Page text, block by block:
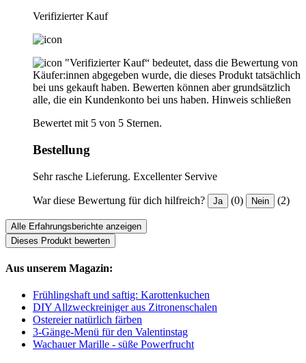
Verifizierter Kauf
"Verifizierter Kauf“ bedeutet, dass die Bewertung von
Käufer:innen abgegeben wurde, die dieses Produkt tatsächlich
bei uns gekauft haben. Bewerten können aber grundsätzlich
alle, die ein Kundenkonto bei uns haben. Hinweis schließen
Bewertet mit 5 von 5 Sternen.
Bestellung
Sehr rasche Lieferung. Excellenter Servive
War diese Bewertung für dich hilfreich? Ja (0) Nein (2)
Alle Erfahrungsberichte anzeigen
Dieses Produkt bewerten
Aus unserem Magazin:
Frühlingshaft und saftig: Karottenkuchen
DIY Allzweckreiniger aus Zitronenschalen
Ostereier natürlich färben
3-Gänge-Menü für den Valentinstag
Wachauer Marille - süße Powerfrucht